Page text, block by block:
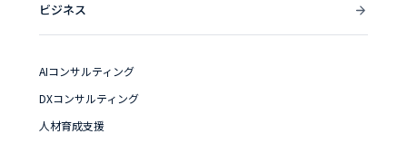
ビジネス
AIコンサルティング
DXコンサルティング
人材育成支援